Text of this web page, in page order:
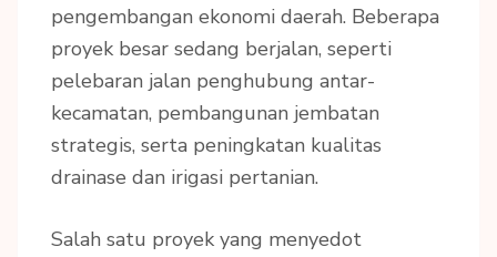
pengembangan ekonomi daerah. Beberapa
proyek besar sedang berjalan, seperti
pelebaran jalan penghubung antar-
kecamatan, pembangunan jembatan
strategis, serta peningkatan kualitas
drainase dan irigasi pertanian.
Salah satu proyek yang menyedot